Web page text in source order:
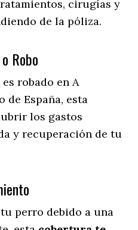
cirugías y
de la póliza.
Robo
robado en A
de España, esta
los gastos
y recuperación de tu
perro debido a una